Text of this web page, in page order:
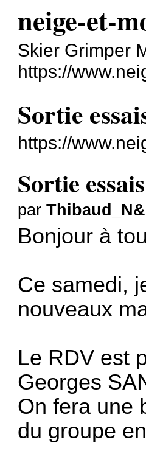
neige-et-
Skier Grimper
https://
Sortie
https://
Sortie
par
Bonjour à
Ce samedi,
nouveaux
Le RDV est
Georges
On fera une
du groupe